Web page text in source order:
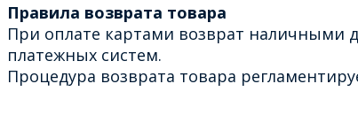
Правила возврата товара
При оплате картами возврат наличными
платежных систем.
Процедура возврата товара